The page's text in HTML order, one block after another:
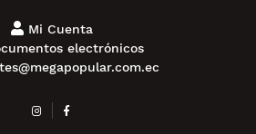
Mi Cuenta
electrónicos